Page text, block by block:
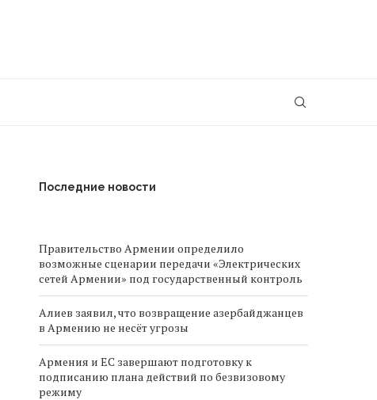
Последние новости
Правительство Армении определило
возможные сценарии передачи «Электрических
сетей Армении» под государственный контроль
Алиев заявил, что возвращение азербайджанцев
в Армению не несёт угрозы
Армения и ЕС завершают подготовку к
подписанию плана действий по безвизовому
режиму